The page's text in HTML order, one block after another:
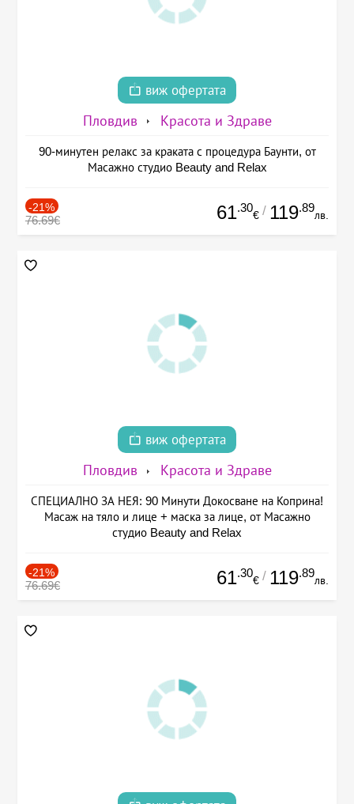
виж офертата
Пловдив Красота и Здраве
90-минутен релакс за краката с процедура Баунти, от
Масажно студио Beauty and Relax
-21%
76.69€ 61.30
€ / 119.89
лв.
виж офертата
Пловдив Красота и Здраве
СПЕЦИАЛНО ЗА НЕЯ: 90 Минути Докосване на Коприна!
Масаж на тяло и лице + маска за лице, от Масажно
студио Beauty and Relax
-21%
76.69€ 61.30
€ / 119.89
лв.